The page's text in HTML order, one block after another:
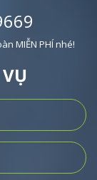
MIỄN PHÍ nhé!